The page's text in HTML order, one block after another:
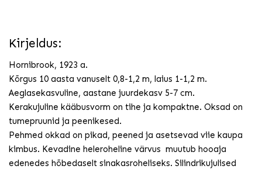
Kirjeldus:
Hornibrook, 1923 a.
Kõrgus 10 aasta vanuselt 0,8-1,2 m, laius 1-1,2 m.
Aeglasekasvuline, aastane juurdekasv 5-7 cm.
Kerakujuline kääbusvorm on tihe ja kompaktne. Oksad on
tumepruunid ja peenikesed.
Pehmed okkad on pikad, peened ja asetsevad viie kaupa
kimbus. Kevadine heleroheline värvus muutub hooaja
edenedes hõbedaselt sinakasroheliseks. Silindrikujulised